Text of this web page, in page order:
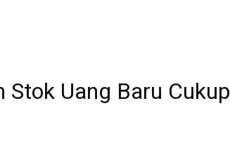
Stok Uang Baru Cukup